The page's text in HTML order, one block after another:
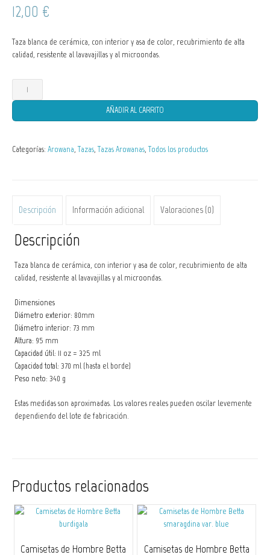
12,00 €
Taza blanca de cerámica, con interior y asa de color, recubrimiento de alta
calidad, resistente al lavavajillas y al microondas.
Granate
-
formosus
AÑADIR AL CARRITO
Categorías: Arowana,Tazas,Tazas Arowanas,Todos los productos
Descripción Información adicional Valoraciones (0)
Descripción
Taza blanca de cerámica, con interior y asa de color, recubrimiento de alta
calidad, resistente al lavavajillas y al microondas.
Dimensiones
Diámetro exterior: 80mm
Diámetro interior: 73 mm
Altura: 95 mm
Capacidad útil: 11 oz = 325 ml
Capacidad total: 370 ml (hasta el borde)
Peso neto: 340 g
Estas medidas son aproximadas. Los valores reales pueden oscilar levemente
dependiendo del lote de fabricación.
Productos relacionados
Camisetas de Hombre Betta
Camisetas de Hombre Betta